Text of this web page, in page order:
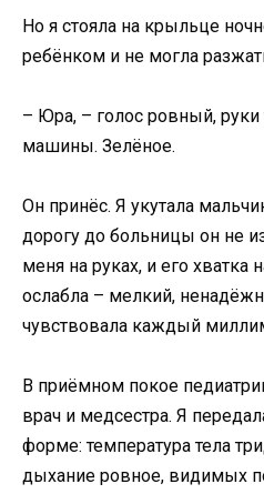
Но я стояла на крыльце
ребёнком и не могла
– Юра, – голос ровный,
машины. Зелёное.
Он принёс. Я укутала
дорогу до больницы он не
меня на руках, и его
ослабла – мелкий,
чувствовала каждый
В приёмном покое
врач и медсестра. Я
форме: температура тела
дыхание ровное, видимых